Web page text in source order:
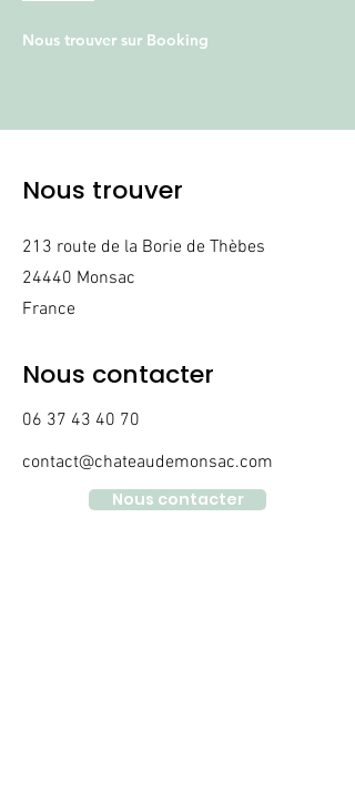
Nous trouver sur Booking
Nous trouver
​213 route de la Borie de Thèbes
24440 Monsac
France
Nous contacter
06 37 43 40 70
contact@chateaudemonsac.com
Nous contacter